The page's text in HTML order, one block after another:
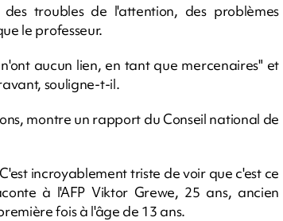
troubles de l'attention, des problèmes
le professeur.
aucun lien, en tant que mercenaires" et
souligne-t-il.
montre un rapport du Conseil national de
incroyablement triste de voir que c'est ce
à l'AFP Viktor Grewe, 25 ans, ancien
fois à l'âge de 13 ans.